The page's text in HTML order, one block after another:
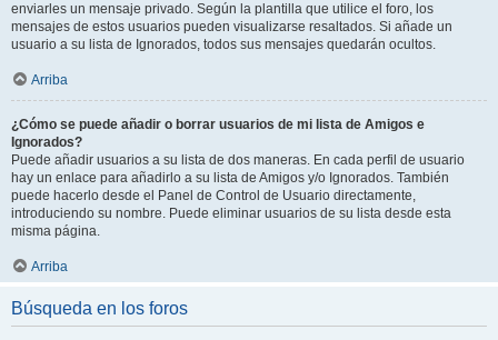
enviarles un mensaje privado. Según la plantilla que utilice el foro, los
mensajes de estos usuarios pueden visualizarse resaltados. Si añade un
usuario a su lista de Ignorados, todos sus mensajes quedarán ocultos.
Arriba
¿Cómo se puede añadir o borrar usuarios de mi lista de Amigos e
Ignorados?
Puede añadir usuarios a su lista de dos maneras. En cada perfil de usuario
hay un enlace para añadirlo a su lista de Amigos y/o Ignorados. También
puede hacerlo desde el Panel de Control de Usuario directamente,
introduciendo su nombre. Puede eliminar usuarios de su lista desde esta
misma página.
Arriba
Búsqueda en los foros